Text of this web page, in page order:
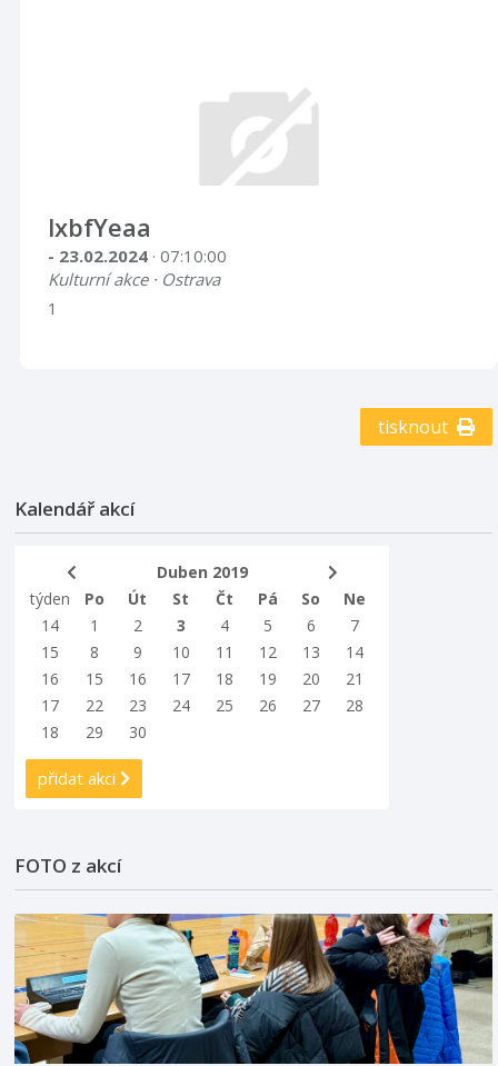
lxbfYeaa
- 23.02.2024 · 07:10:00
Kulturní akce · Ostrava
1
tisknout
Kalendář akcí
Duben 2019
týden
Po Út St Čt Pá So
Ne
14
1 2 3 4 5 6
7
15
8 9 10 11 12 13
14
16
15 16 17 18 19 20
21
17
22 23 24 25 26 27
28
18
29 30
přidat akci
FOTO z akcí